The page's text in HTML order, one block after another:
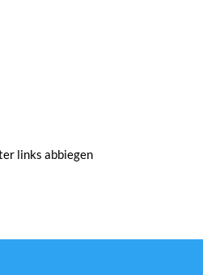
links abbiegen